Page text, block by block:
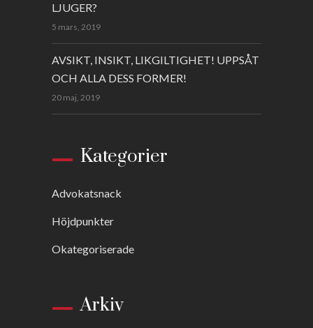
LJUGER?
5 mars, 2019
AVSIKT, INSIKT, LIKGILTIGHET! UPPSÅT
OCH ALLA DESS FORMER!
20 maj, 2019
Kategorier
Advokatsnack
Höjdpunkter
Okategoriserade
Arkiv